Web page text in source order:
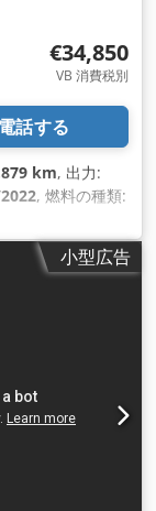
€34,850
VB 消費税別
電話する
km, 出力:
, 燃料の種類:
:白色, 運転席:
クラス: ユーロ6 ,
, 電動ウィンド
小型広告